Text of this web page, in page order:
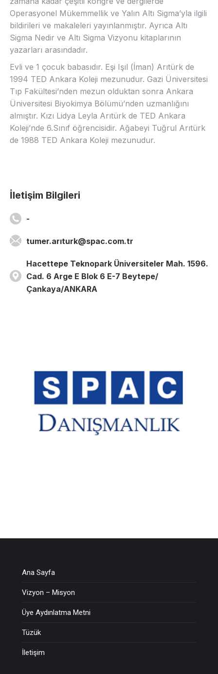
Operasyonel Mükemmellik ve Yalın Altı Sigma’yla ilgili
bildirileri ve makaleleri yayınlanmıştır. Ayrıca Altı
Sigma Nedir ve Altı Sigma Vizyonu kitaplarının
yazarları arasındadır.
Evli ve 1 çocuk babasıdır. Eşi Işıl (İman) Arıtürk de
1994 TED Ankara Koleji mezunudur. Gazi Üniversitesi
Tıp Fakültesi’nden mezun olduktan sonra Ankara
Üniversitesi Biyokimya Bölümü’nden uzmanlığını
almıştır. Kızı Lidya Leyla Arıtürk de TED Ankara
Koleji’nde 6.Sınıf öğrencisidir. Ağabeyi Tuğrul Arıtürk
de 1988 TED Ankara Koleji mezunudur.
İletişim Bilgileri
-
tumer.arıturk@spac.com.tr
Hacettepe Teknopark Üniversiteler Mah. 1596.
Cad. 6 Arge E Blok 6 E-7 Beytepe/
Çankaya/ANKARA
Ana Sayfa
Vizyon – Misyon
Üye Aydınlatma Metni
Tüzük
İletişim